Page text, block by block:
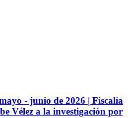
- junio de 2026 | Fiscalía
Vélez a la investigación por